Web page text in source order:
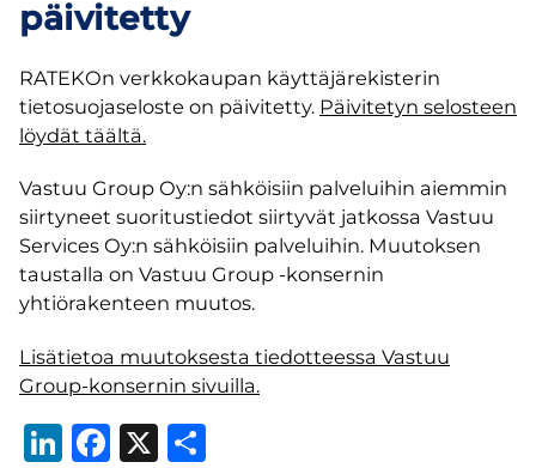
päivitetty
RATEKOn verkkokaupan käyttäjärekisterin
tietosuojaseloste on päivitetty. Päivitetyn selosteen
löydät täältä.
Vastuu Group Oy:n sähköisiin palveluihin aiemmin
siirtyneet suoritustiedot siirtyvät jatkossa Vastuu
Services Oy:n sähköisiin palveluihin. Muutoksen
taustalla on Vastuu Group -konsernin
yhtiörakenteen muutos.
Lisätietoa muutoksesta tiedotteessa Vastuu
Group-konsernin sivuilla.
LinkedIn
Facebook
X